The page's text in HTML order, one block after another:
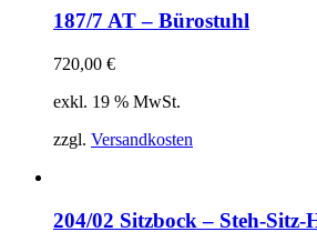
187/7 AT – Bürostuhl
720,00 €
exkl. 19 % MwSt.
zzgl. Versandkosten
204/02 Sitzbock – Steh-Sitz-